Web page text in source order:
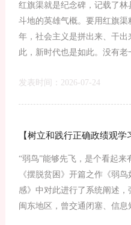
红旗渠就是纪念碑，记载了
斗地的英雄气概。要用红旗
年，社会主义是拼出来、干
此，新时代也是如此。没有
发表时间：2026-07-24
【树立和践行正确政绩观
“弱鸟”能够先飞，是个看起
《摆脱贫困》开篇之作《弱
感》中对此进行了系统阐述，
闽东地区，曾交通闭塞、信息